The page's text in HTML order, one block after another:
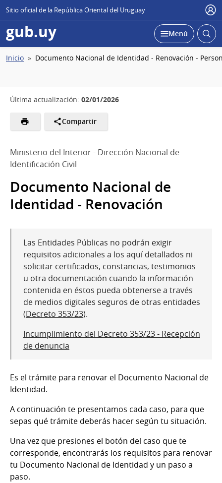
Sitio oficial de la República Oriental del Uruguay
gub.uy Desplegar
Menú Abrir
Ruta
Inicio Documento Nacional de Identidad - Renovación -
Última actualización: 02/01/2026
Compartir
Ministerio del Interior - Dirección Nacional de
Identificación Civil
Documento Nacional de
Identidad - Renovación
Las Entidades Públicas no podrán exigir
requisitos adicionales a los aquí detallados ni
solicitar certificados, constancias, testimonios
u otra documentación cuando la información
contenida en éstos pueda obtenerse a través
de medios digitales seguros de otras entidades
(Decreto 353/23).
Incumplimiento del Decreto 353/23 - Recepción
de denuncia
Es el trámite para renovar el Documento Nacional de
Identidad.
A continuación te presentamos cada caso, para que
sepas qué trámite deberás hacer según tu situación.
Una vez que presiones el botón del caso que te
corresponde, encontrarás los requisitos para renovar
tu Documento Nacional de Identidad y un paso a
paso.